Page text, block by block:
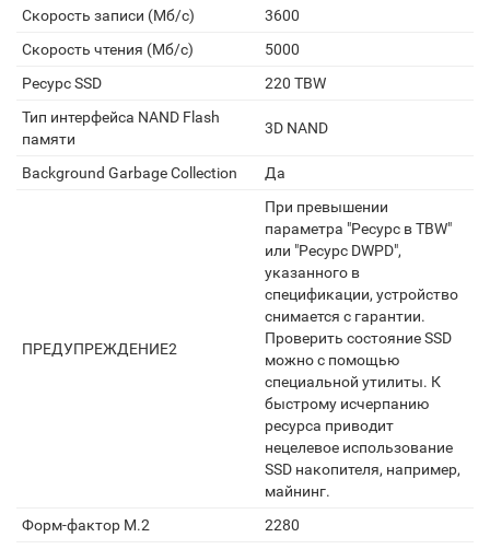
Скорость записи (Мб/с)
3600
Скорость чтения (Мб/с)
5000
Ресурс SSD
220 TBW
Тип интерфейса NAND Flash
памяти
3D NAND
Background Garbage Collection Да
ПРЕДУПРЕЖДЕНИЕ2
При превышении
параметра "Ресурс в TBW"
или "Ресурс DWPD",
указанного в
спецификации, устройство
снимается с гарантии.
Проверить состояние SSD
можно с помощью
специальной утилиты. К
быстрому исчерпанию
ресурса приводит
нецелевое использование
SSD накопителя, например,
майнинг.
Форм-фактор M.2
2280